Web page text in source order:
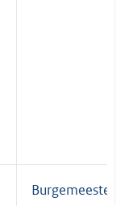
Burgemeester